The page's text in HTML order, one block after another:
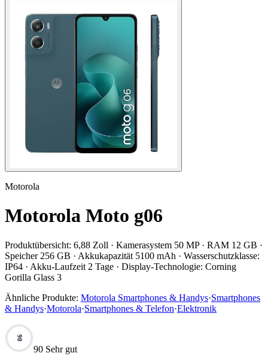
Motorola
Motorola Moto g06
Produktübersicht: 6,88 Zoll · Kamerasystem 50 MP · RAM 12 GB ·
Speicher 256 GB · Akkukapazität 5100 mAh · Wasserschutzklasse:
IP64 · Akku-Laufzeit 2 Tage · Display-Technologie: Corning
Gorilla Glass 3
Ähnliche Produkte: Motorola Smartphones & Handys·Smartphones
& Handys·Motorola·Smartphones & Telefon·Elektronik
90
90 Sehr gut